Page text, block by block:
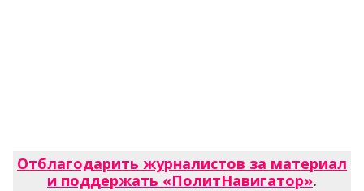
Отблагодарить журналистов за материал
и поддержать «ПолитНавигатор».